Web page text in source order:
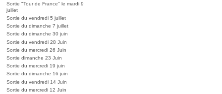
Sortie "Tour de France" le mardi 9
juillet
Sortie du vendredi 5 juillet
Sortie du dimanche 7 juillet
Sortie du dimanche 30 juin
Sortie du vendredi 28 Juin
Sortie du mercredi 26 Juin
Sortie dimanche 23 Juin
Sortie du mercredi 19 juin
Sortie du dimanche 16 juin
Sortie du vendredi 14 Juin
Sortie du mercredi 12 Juin